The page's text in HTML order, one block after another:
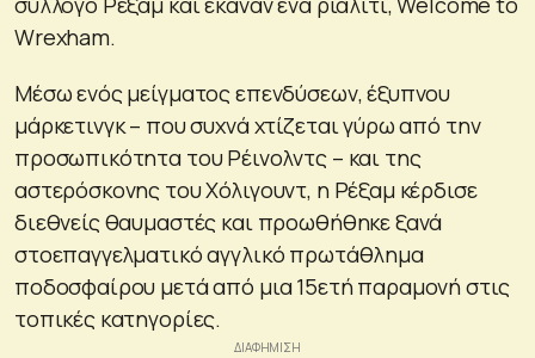
Wrexham.
Μέσω ενός μείγματος επενδύσεων, έξυπνου
μάρκετινγκ – που συχνά χτίζεται γύρω από την
προσωπικότητα του Ρέινολντς – και της
αστερόσκονης του Χόλιγουντ, η Ρέξαμ κέρδισε
διεθνείς θαυμαστές και προωθήθηκε ξανά
στοεπαγγελματικό αγγλικό πρωτάθλημα
ποδοσφαίρου μετά από μια 15ετή παραμονή στις
τοπικές κατηγορίες.